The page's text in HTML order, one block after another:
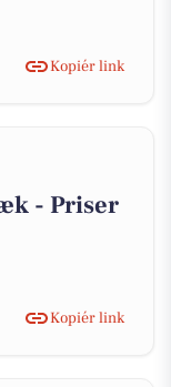
Kopiér link
- Priser
Kopiér link